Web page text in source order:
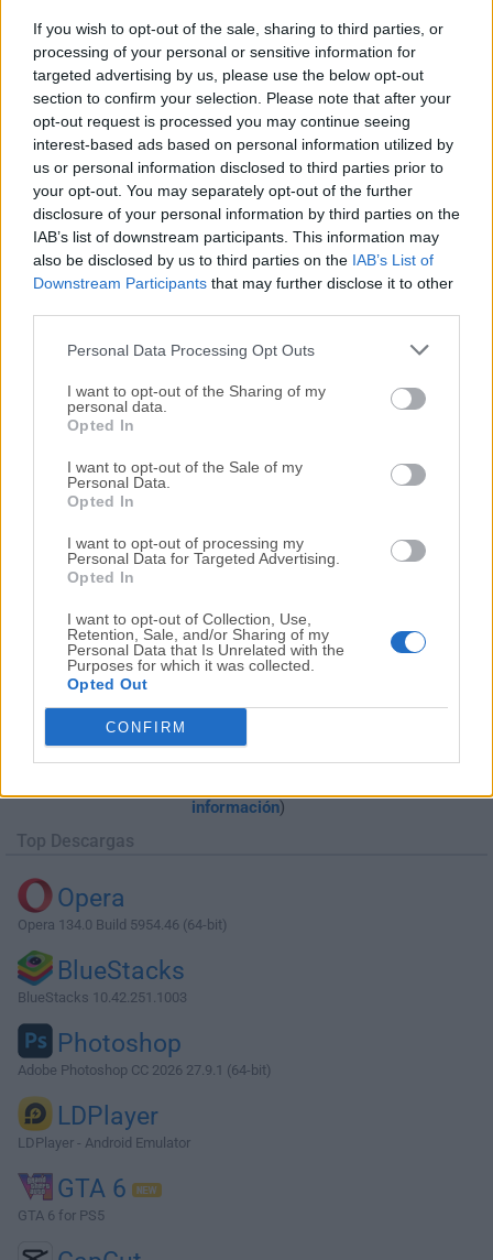
If you wish to opt-out of the sale, sharing to third parties, or
processing of your personal or sensitive information for
targeted advertising by us, please use the below opt-out
section to confirm your selection. Please note that after your
opt-out request is processed you may continue seeing
interest-based ads based on personal information utilized by
us or personal information disclosed to third parties prior to
your opt-out. You may separately opt-out of the further
disclosure of your personal information by third parties on the
IAB’s list of downstream participants. This information may
also be disclosed by us to third parties on the IAB’s List of
Downstream Participants that may further disclose it to other
Personal Data Processing Opt Outs
I want to opt-out of the Sharing of my
personal data.
Opted In
I want to opt-out of the Sale of my
Personal Data.
Opted In
I want to opt-out of processing my
Personal Data for Targeted Advertising.
Opted In
I want to opt-out of Collection, Use,
Retention, Sale, and/or Sharing of my
Personal Data that Is Unrelated with the
Purposes for which it was collected.
Opted Out
CONFIRM
reciente de
Nero Burning ROM
o leer nuestra reseña,
simplemente hazclic aquí.
Todas las versiones antiguas distribuidas en nuestro
sitio web son completamente libres de virus y están
disponibles para su descarga sin costo alguno.
Nos encantaría saber de ti
Si tienes alguna pregunta o idea que desees compartir
con nosotros, dirígete a nuestrapágina de contactoy
háznoslo saber. ¡Valoramos tu opinión!
Descargar Nero Burning ROM 2022
22.0.00700
información)
Top Descargas
Opera
Opera 134.0 Build 5954.46 (64-bit)
BlueStacks
BlueStacks 10.42.251.1003
Photoshop
Adobe Photoshop CC 2026 27.9.1 (64-bit)
LDPlayer
LDPlayer - Android Emulator
GTA 6
GTA 6 for PS5